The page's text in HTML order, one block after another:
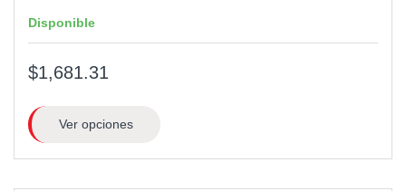
Disponible
$1,681.31
Ver opciones